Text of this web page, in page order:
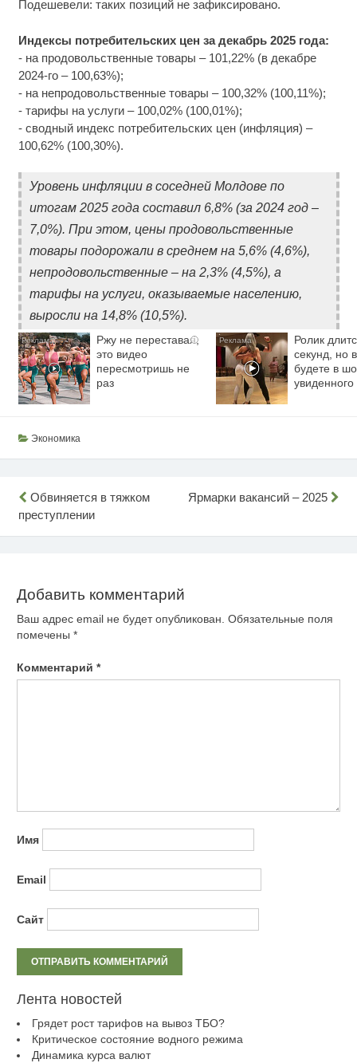
Подешевели: таких позиций не зафиксировано.
Индексы потребительских цен за декабрь 2025 года:
- на продовольственные товары – 101,22% (в декабре
2024-го – 100,63%);
- на непродовольственные товары – 100,32% (100,11%);
- тарифы на услуги – 100,02% (100,01%);
- сводный индекс потребительских цен (инфляция) –
100,62% (100,30%).
Уровень инфляции в соседней Молдове по
итогам 2025 года составил 6,8% (за 2024 год –
7,0%). При этом, цены продовольственные
товары подорожали в среднем на 5,6% (4,6%),
непродовольственные – на 2,3% (4,5%), а
тарифы на услуги, оказываемые населению,
выросли на 14,8% (10,5%).
i
Ржу не переставая,
это видео
пересмотришь не
раз
Ролик
секунд, но
будете в
увиденного
Экономика
Навигация
по
Обвиняется в тяжком
преступлении
Ярмарки вакансий – 2025
Добавить комментарий
Ваш адрес email не будет опубликован. Обязательные поля
помечены *
Комментарий *
Имя
Email
Сайт
Лента новостей
Грядет рост тарифов на вывоз ТБО?
Критическое состояние водного режима
Динамика курса валют